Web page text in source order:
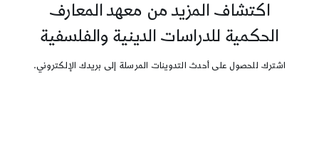
اكتشاف المزيد من معهد المعارف
الحكمية للدراسات الدينية والفلسفية
اشترك للحصول على أحدث التدوينات المرسلة إلى بريدك الإلكتروني.